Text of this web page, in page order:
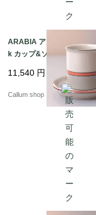
ARABIA アラビア asla
k カップ&ソーサー 7.5
器 フィンランド ヴィン
テージ アンティーク_it
11,540 円
Callum shop